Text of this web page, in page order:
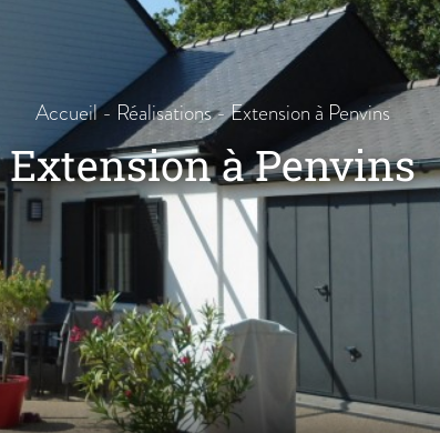
Accueil- Réalisations-Extension à Penvins
Extension à Penvins